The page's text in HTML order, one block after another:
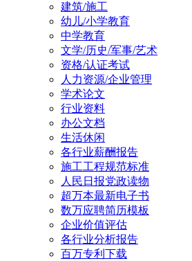
建筑/施工
幼儿/小学教育
中学教育
文学/历史/军事/艺术
资格/认证考试
人力资源/企业管理
学术论文
行业资料
办公文档
生活休闲
各行业薪酬报告
施工工程规范标准
人民日报党政读物
超万本最新电子书
数万应聘简历模板
企业价值评估
各行业分析报告
百万专利下载